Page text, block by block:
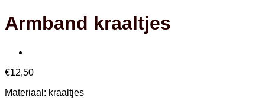
Armband kraaltjes
€12,50
Materiaal: kraaltjes